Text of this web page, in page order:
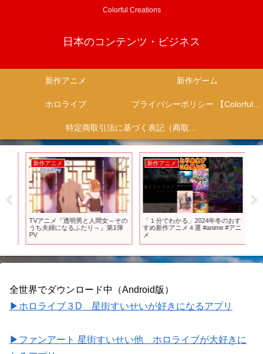
Colorful Creations
日本のコンテンツ・ビジネス
新作アニメ 新作ゲーム
ホロライブ プライバシーポリシー 【Colorful Creation】
特定商取引法に基づく表記（商取引に関する開示）
新作アニメ
TVアニメ『透明男と人間女～その
うち夫婦になるふたり～』第1弾
PV
新作アニメ
「１分でわかる」2024年冬のおす
すめ新作アニメ４選 #anime #アニ
全世界でダウンロード中（Android版）
▶ホロライブ３D 星街すいせいが好きになるアプリ
▶ファンアート 星街すいせい他 ホロライブが大好きに